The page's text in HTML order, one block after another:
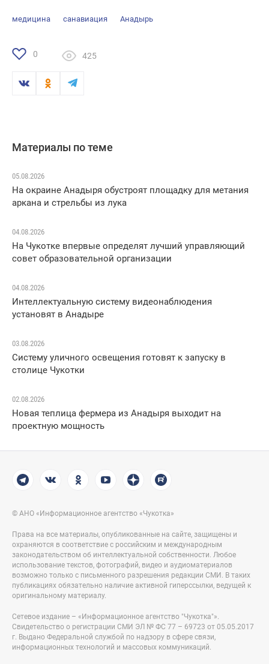
медицина санавиация Анадырь
0 425
Материалы по теме
05.08.2026
На окраине Анадыря обустроят площадку для метания
аркана и стрельбы из лука
04.08.2026
На Чукотке впервые определят лучший управляющий
совет образовательной организации
04.08.2026
Интеллектуальную систему видеонаблюдения
установят в Анадыре
03.08.2026
Систему уличного освещения готовят к запуску в
столице Чукотки
02.08.2026
Новая теплица фермера из Анадыря выходит на
проектную мощность
© АНО «Информационное агентство «Чукотка»
Права на все материалы, опубликованные на сайте, защищены и
охраняются в соответствие с российским и международным
законодательством об интеллектуальной собственности. Любое
использование текстов, фотографий, видео и аудиоматериалов
возможно только с письменного разрешения редакции СМИ. В таких
публикациях обязательно наличие активной гиперссылки, ведущей к
оригинальному материалу.
Сетевое издание – «Информационное агентство "Чукотка"».
Свидетельство о регистрации СМИ ЭЛ № ФС 77 – 69723 от 05.05.2017
г. Выдано Федеральной службой по надзору в сфере связи,
информационных технологий и массовых коммуникаций.